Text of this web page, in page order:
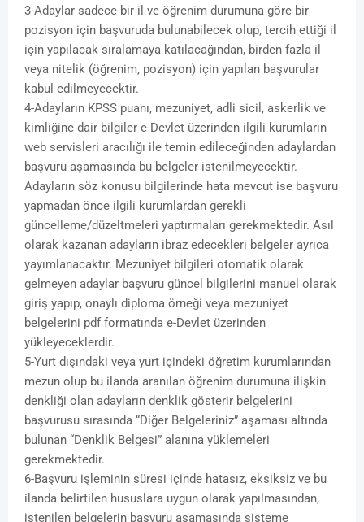
3-Adaylar sadece bir il ve öğrenim durumuna göre bir
pozisyon için başvuruda bulunabilecek olup, tercih ettiği il
için yapılacak sıralamaya katılacağından, birden fazla il
veya nitelik (öğrenim, pozisyon) için yapılan başvurular
kabul edilmeyecektir.
4-Adayların KPSS puanı, mezuniyet, adli sicil, askerlik ve
kimliğine dair bilgiler e-Devlet üzerinden ilgili kurumların
web servisleri aracılığı ile temin edileceğinden adaylardan
başvuru aşamasında bu belgeler istenilmeyecektir.
Adayların söz konusu bilgilerinde hata mevcut ise başvuru
yapmadan önce ilgili kurumlardan gerekli
güncelleme/düzeltmeleri yaptırmaları gerekmektedir. Asıl
olarak kazanan adayların ibraz edecekleri belgeler ayrıca
yayımlanacaktır. Mezuniyet bilgileri otomatik olarak
gelmeyen adaylar başvuru güncel bilgilerini manuel olarak
giriş yapıp, onaylı diploma örneği veya mezuniyet
belgelerini pdf formatında e-Devlet üzerinden
yükleyeceklerdir.
5-Yurt dışındaki veya yurt içindeki öğretim kurumlarından
mezun olup bu ilanda aranılan öğrenim durumuna ilişkin
denkliği olan adayların denklik gösterir belgelerini
başvurusu sırasında “Diğer Belgeleriniz” aşaması altında
bulunan “Denklik Belgesi” alanına yüklemeleri
gerekmektedir.
6-Başvuru işleminin süresi içinde hatasız, eksiksiz ve bu
ilanda belirtilen hususlara uygun olarak yapılmasından,
istenilen belgelerin başvuru aşamasında sisteme